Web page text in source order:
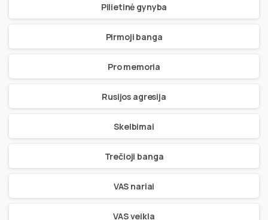
Pilietinė gynyba
Pirmoji banga
Pro memoria
Rusijos agresija
Skelbimai
Trečioji banga
VAS nariai
VAS veikla